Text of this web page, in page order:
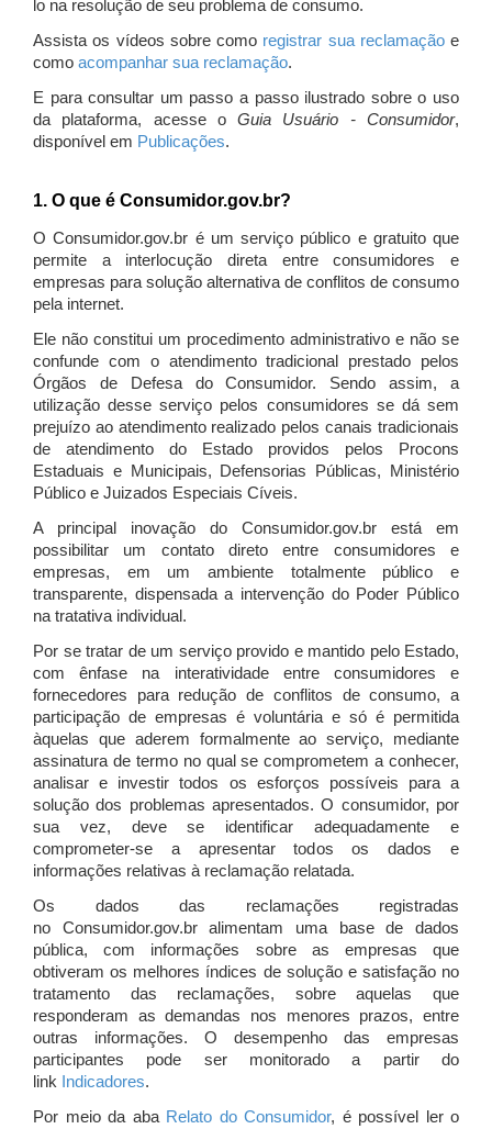
lo na resolução de seu problema de consumo.
Assista os vídeos sobre como registrar sua reclamaçãoe
como acompanhar sua reclamação.
E para consultar um passo a passo ilustrado sobre o uso
da plataforma, acesse oGuia Usuário - Consumidor,
disponível em Publicações.
1. O que é Consumidor.gov.br?
O Consumidor.gov.br é um serviço público e gratuito que
permite a interlocução direta entre consumidores e
empresas para solução alternativa de conflitos de consumo
pela internet.
Ele não constitui um procedimento administrativo e não se
confunde com o atendimento tradicional prestado pelos
Órgãos de Defesa do Consumidor. Sendo assim, a
utilização desse serviço pelos consumidores se dá sem
prejuízo ao atendimento realizado pelos canais tradicionais
de atendimento do Estado providos pelos Procons
Estaduais e Municipais, Defensorias Públicas, Ministério
Público e Juizados Especiais Cíveis.
A principal inovação do Consumidor.gov.br está em
possibilitar um contato direto entre consumidores e
empresas, em um ambiente totalmente público e
transparente, dispensada a intervenção do Poder Público
na tratativa individual.
Por se tratar de um serviço provido e mantido pelo Estado,
com ênfase na interatividade entre consumidores e
fornecedores para redução de conflitos de consumo, a
participação de empresas é voluntária e só é permitida
àquelas que aderem formalmente ao serviço, mediante
assinatura de termo no qual se comprometem a conhecer,
analisar e investir todos os esforços possíveis para a
solução dos problemas apresentados. O consumidor, por
sua vez, deve se identificar adequadamente e
comprometer-se a apresentar todos os dados e
informações relativas à reclamação relatada.
Os dados das reclamações registradas
no Consumidor.gov.br alimentam uma base de dados
pública, com informações sobre as empresas que
obtiveram os melhores índices de solução e satisfação no
tratamento das reclamações, sobre aquelas que
responderam as demandas nos menores prazos, entre
outras informações. O desempenho das empresas
participantes pode ser monitorado a partir do
link Indicadores.
Por meio da aba Relato do Consumidor, é possível ler o